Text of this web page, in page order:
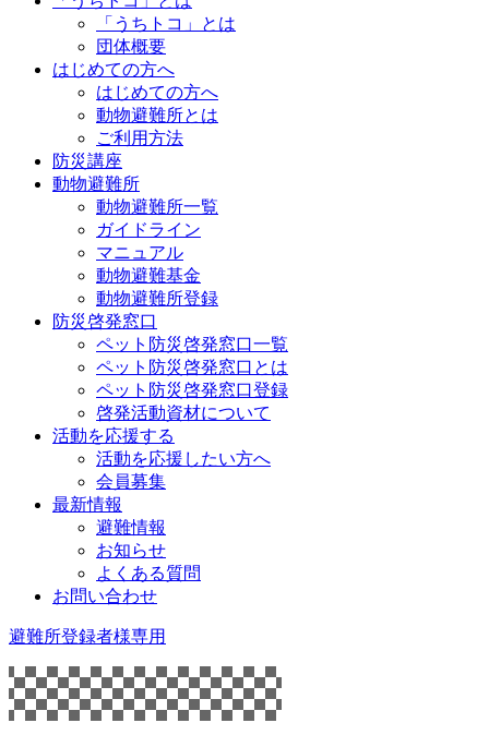
「うちトコ」とは
団体概要
はじめての方へ
はじめての方へ
動物避難所とは
ご利用方法
防災講座
動物避難所
動物避難所一覧
ガイドライン
マニュアル
動物避難基金
動物避難所登録
防災啓発窓口
ペット防災啓発窓口一覧
ペット防災啓発窓口とは
ペット防災啓発窓口登録
啓発活動資材について
活動を応援する
活動を応援したい方へ
会員募集
最新情報
避難情報
お知らせ
よくある質問
お問い合わせ
避難所登録者様専用